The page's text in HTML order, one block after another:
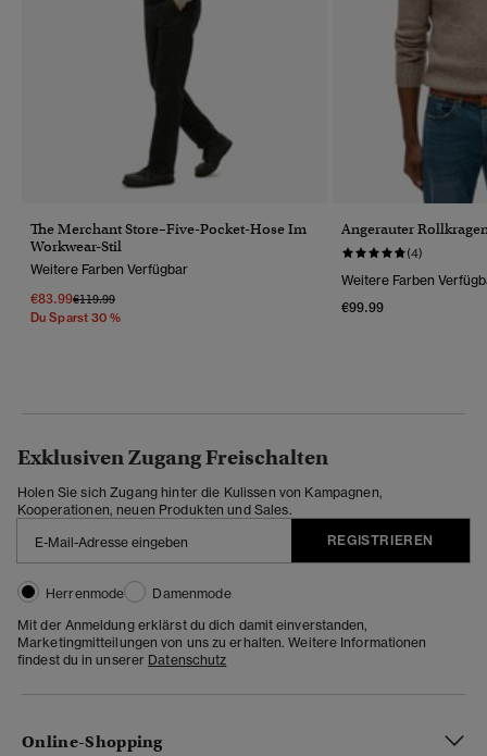
The Merchant Store–Five-Pocket-Hose Im
Workwear-Stil
Weitere Farben Verfügbar
€83.99Preis Wurde Reduziert Von
€119.99Bis
Du Sparst 30 %
Angerauter
(4)
Weitere Farben
€99.99
Exklusiven Zugang Freischalten
Holen Sie sich Zugang hinter die Kulissen von Kampagnen,
Kooperationen, neuen Produkten und Sales.
REGISTRIEREN
Herrenmode
Damenmode
Mit der Anmeldung erklärst du dich damit einverstanden,
Marketingmitteilungen von uns zu erhalten. Weitere Informationen
findest du in unserer Datenschutz
Online-Shopping